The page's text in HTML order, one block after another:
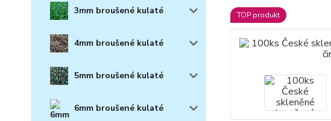
3mm broušené kulaté
4mm broušené kulaté
5mm broušené kulaté
6mm broušené kulaté
TOP produkt